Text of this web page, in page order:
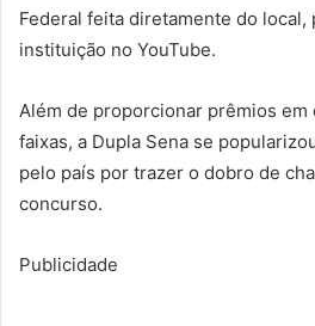
Federal feita diretamente do local,
instituição no YouTube.
Além de proporcionar prêmios em
faixas, a Dupla Sena se
pelo país por trazer o dobro de
concurso.
Publicidade